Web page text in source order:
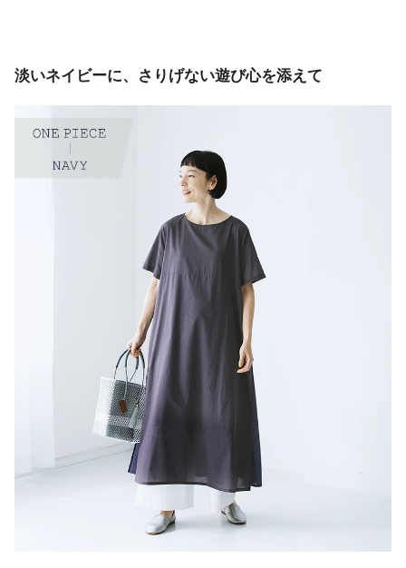
淡いネイビーに、さりげない遊び心を添えて